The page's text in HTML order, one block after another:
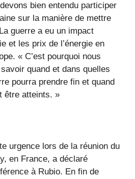
bien entendu participer
sur la manière de mettre
guerre a eu un impact
et les prix de l’énergie en
« C’est pourquoi nous
quand et dans quelles
pourra prendre fin et quand
être atteints. »
urgence lors de la réunion du
en France, a déclaré
à Rubio. En fin de